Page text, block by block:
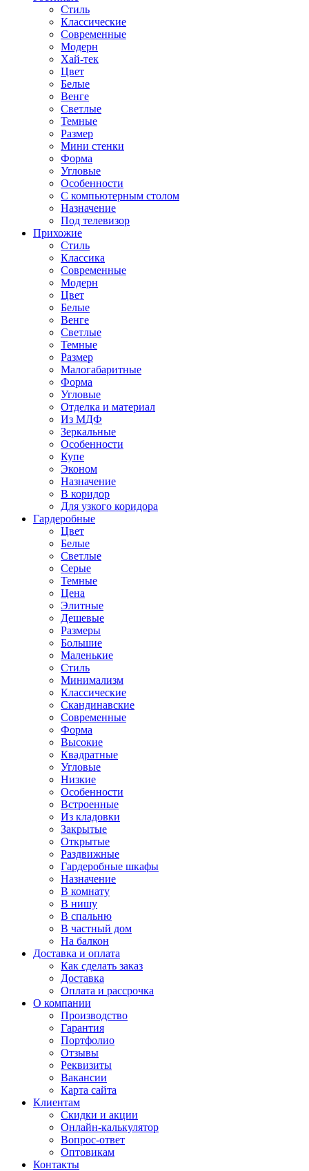
Стиль
Классические
Современные
Модерн
Хай-тек
Цвет
Белые
Венге
Светлые
Темные
Размер
Мини стенки
Форма
Угловые
Особенности
С компьютерным столом
Назначение
Под телевизор
Прихожие
Стиль
Классика
Современные
Модерн
Цвет
Белые
Венге
Светлые
Темные
Размер
Малогабаритные
Форма
Угловые
Отделка и материал
Из МДФ
Зеркальные
Особенности
Купе
Эконом
Назначение
В коридор
Для узкого коридора
Гардеробные
Цвет
Белые
Светлые
Серые
Темные
Цена
Элитные
Дешевые
Размеры
Большие
Маленькие
Стиль
Минимализм
Классические
Скандинавские
Современные
Форма
Высокие
Квадратные
Угловые
Низкие
Особенности
Встроенные
Из кладовки
Закрытые
Открытые
Раздвижные
Гардеробные шкафы
Назначение
В комнату
В нишу
В спальню
В частный дом
На балкон
Доставка и оплата
Как сделать заказ
Доставка
Оплата и рассрочка
О компании
Производство
Гарантия
Портфолио
Отзывы
Реквизиты
Вакансии
Карта сайта
Клиентам
Скидки и акции
Онлайн-калькулятор
Вопрос-ответ
Оптовикам
Контакты